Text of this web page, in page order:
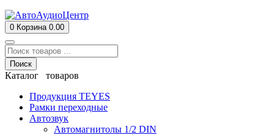
0 Корзина 0.00
Поиск
Каталог товаров
Продукция TEYES
Рамки переходные
Автозвук
Автомагнитолы 1/2 DIN